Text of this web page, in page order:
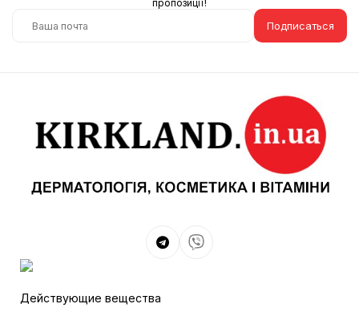
пропозиції!
Подписаться
Действующие вещества